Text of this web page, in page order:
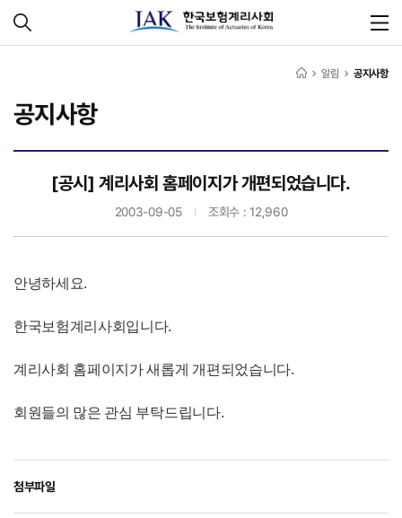
알림 공지사항
공지사항
[공시] 계리사회 홈페이지가 개편되었습니다.
2003-09-05 조회수 : 12,960
안녕하세요.
한국보험계리사회입니다.
계리사회 홈페이지가 새롭게 개편되었습니다.
회원들의 많은 관심 부탁드립니다.
첨부파일